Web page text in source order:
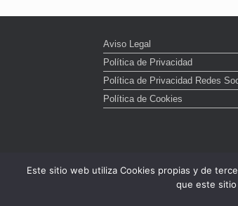
Aviso Legal
Política de Privacidad
Política de Privacidad Redes
Política de Cookies
Este sitio web utiliza Cookies propias y de
que este sitio